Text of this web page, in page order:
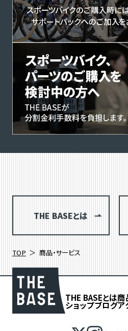
THE BASEとは
TOP 商品・サービス
THE BASEとは商
ショップブログア